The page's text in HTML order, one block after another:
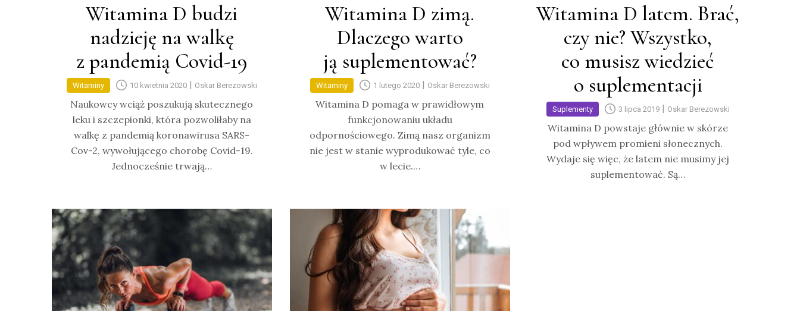
Witamina D budzi
nadzieję na walkę
z pandemią Covid-19
Witaminy 10 kwietnia 2020| Oskar Berezowski
Naukowcy wciąż poszukują skutecznego
leku i szczepionki, która pozwoliłaby na
walkę z pandemią koronawirusa SARS-
Cov-2, wywołującego chorobę Covid-19.
Jednocześnie trwają…
Witamina D zimą.
Dlaczego warto
ją suplementować?
Witaminy 1 lutego 2020| Oskar Berezowski
Witamina D pomaga w prawidłowym
funkcjonowaniu układu
odpornościowego. Zimą nasz organizm
nie jest w stanie wyprodukować tyle, co
w lecie.…
Witamina D latem. Brać,
czy nie? Wszystko,
co musisz wiedzieć
o suplementacji
Suplementy 3 lipca 2019| Oskar Berezowski
Witamina D powstaje głównie w skórze
pod wpływem promieni słonecznych.
Wydaje się więc, że latem nie musimy jej
suplementować. Są…